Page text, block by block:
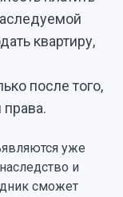
квартиру,
после того,
права.
уже
и
сможет